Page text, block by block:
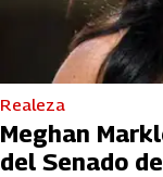
Realeza
Meghan
del Senado